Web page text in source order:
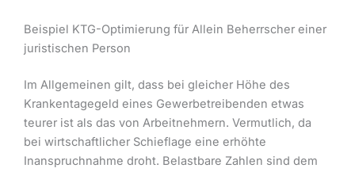
Beispiel KTG-Optimierung für Allein Beherrscher einer
juristischen Person
Im Allgemeinen gilt, dass bei gleicher Höhe des
Krankentagegeld eines Gewerbetreibenden etwas
teurer ist als das von Arbeitnehmern. Vermutlich, da
bei wirtschaftlicher Schieflage eine erhöhte
Inanspruchnahme droht. Belastbare Zahlen sind dem